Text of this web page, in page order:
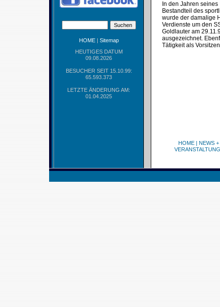
HOME| Sitemap
HEUTIGES DATUM
09.08.2026
BESUCHER SEIT 15.10.99:
65.593.373
LETZTE ÄNDERUNG AM:
01.04.2025
In den Jahren
Bestandteil des
wurde der damalige
Verdienste um den
Goldlauter am
ausgezeichnet.
Tätigkeit als
HOME| NEWS